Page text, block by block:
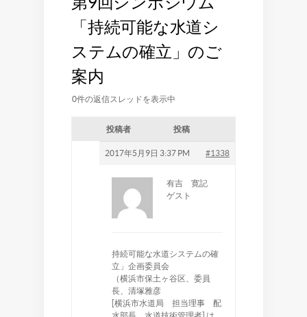
「持続可能な水道シ
ステムの確立」のご
案内
0件の返信スレッドを表示中
投稿者 投稿
2017年5月9日 3:37 PM #1338
有吉 寛記
ゲスト
持続可能な水道システムの確
立」企画委員会
（横浜市保土ヶ谷区、委員
長、清塚雅彦
[横浜市水道局 担当理事 配